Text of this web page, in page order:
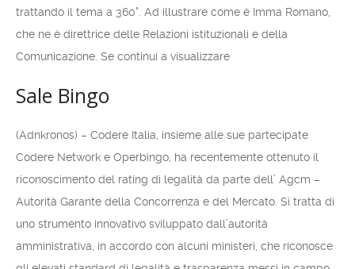
trattando il tema a 360°. Ad illustrare come è Imma Romano,
che ne è direttrice delle Relazioni istituzionali e della
Comunicazione. Se continui a visualizzare
Sale Bingo
(Adnkronos) – Codere Italia, insieme alle sue partecipate
Codere Network e Operbingo, ha recentemente ottenuto il
riconoscimento del rating di legalità da parte dell’ Agcm –
Autorità Garante della Concorrenza e del Mercato. Si tratta di
uno strumento innovativo sviluppato dall’autorità
amministrativa, in accordo con alcuni ministeri, che riconosce